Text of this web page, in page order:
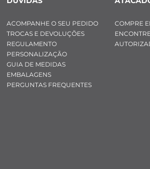
ACOMPANHE O SEU PEDIDO
TROCAS E DEVOLUÇÕES
REGULAMENTO
PERSONALIZAÇÃO
GUIA DE MEDIDAS
EMBALAGENS
PERGUNTAS FREQUENTES
COMPRE